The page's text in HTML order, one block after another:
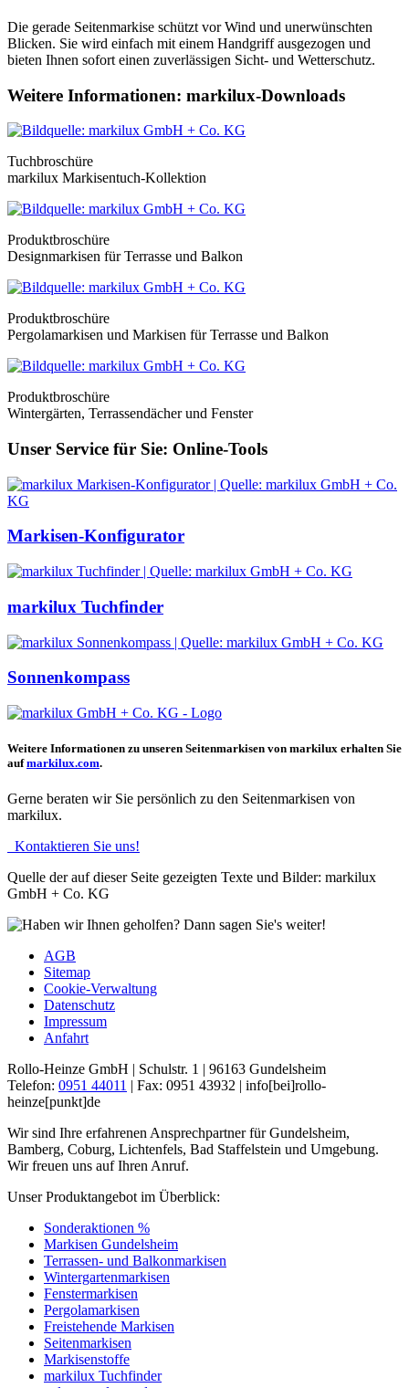
Die gerade Seitenmarkise schützt vor Wind und unerwünschten
Blicken. Sie wird einfach mit einem Handgriff ausgezogen und
bieten Ihnen sofort einen zuverlässigen Sicht- und Wetterschutz.
Weitere Informationen: markilux-Downloads
Tuchbroschüre
markilux Markisentuch-Kollektion
Produktbroschüre
Designmarkisen für Terrasse und Balkon
Produktbroschüre
Pergolamarkisen und Markisen für Terrasse und Balkon
Produktbroschüre
Wintergärten, Terrassendächer und Fenster
Unser Service für Sie: Online-Tools
Markisen-Konfigurator
markilux Tuchfinder
Sonnenkompass
Weitere Informationen zu unseren Seitenmarkisen von markilux erhalten Sie
aufmarkilux.com.
Gerne beraten wir Sie persönlich zu den Seitenmarkisen von
markilux.
Kontaktieren Sie uns!
Quelle der auf dieser Seite gezeigten Texte und Bilder: markilux
GmbH + Co. KG
AGB
Sitemap
Cookie-Verwaltung
Datenschutz
Impressum
Anfahrt
Rollo-Heinze GmbH | Schulstr. 1 | 96163 Gundelsheim
Telefon: 0951 44011 | Fax: 0951 43932 | info[bei]rollo-
heinze[punkt]de
Wir sind Ihre erfahrenen Ansprechpartner für Gundelsheim,
Bamberg, Coburg, Lichtenfels, Bad Staffelstein und Umgebung.
Wir freuen uns auf Ihren Anruf.
Unser Produktangebot im Überblick:
Sonderaktionen %
Markisen Gundelsheim
Terrassen- und Balkonmarkisen
Wintergartenmarkisen
Fenstermarkisen
Pergolamarkisen
Freistehende Markisen
Seitenmarkisen
Markisenstoffe
markilux Tuchfinder